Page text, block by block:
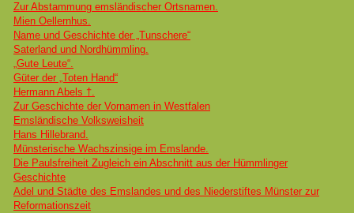
Zur Abstammung emsländischer Ortsnamen.
Mien Oellernhus.
Name und Geschichte der „Tunschere“
Saterland und Nordhümmling.
„Gute Leute“.
Güter der „Toten Hand“
Hermann Abels †.
Zur Geschichte der Vornamen in Westfalen
Emsländische Volksweisheit
Hans Hillebrand.
Münsterische Wachszinsige im Emslande.
Die Paulsfreiheit Zugleich ein Abschnitt aus der Hümmlinger
Geschichte
Adel und Städte des Emslandes und des Niederstiftes Münster zur
Reformationszeit